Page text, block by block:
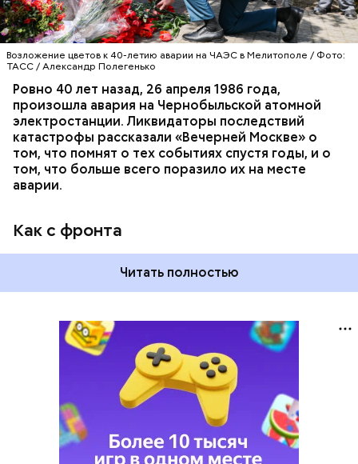
Возложение цветов к 40-летию аварии на ЧАЭС в Мелитополе / Фото:
ТАСС / Александр Полегенько
Ровно 40 лет назад, 26 апреля 1986 года,
произошла авария на Чернобыльской атомной
электростанции. Ликвидаторы последствий
катастрофы рассказали «Вечерней Москве» о
том, что помнят о тех событиях спустя годы, и о
том, что больше всего поразило их на месте
аварии.
Как с фронта
Читать полностью